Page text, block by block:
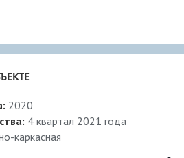
2020
4 квартал 2021 года
каркасная